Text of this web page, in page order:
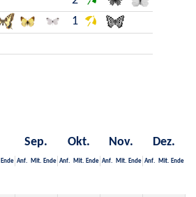
1
Sep. Okt. Nov. Dez.
Ende Anf. Mit. Ende Anf. Mit. Ende Anf. Mit. Ende Anf. Mit. Ende